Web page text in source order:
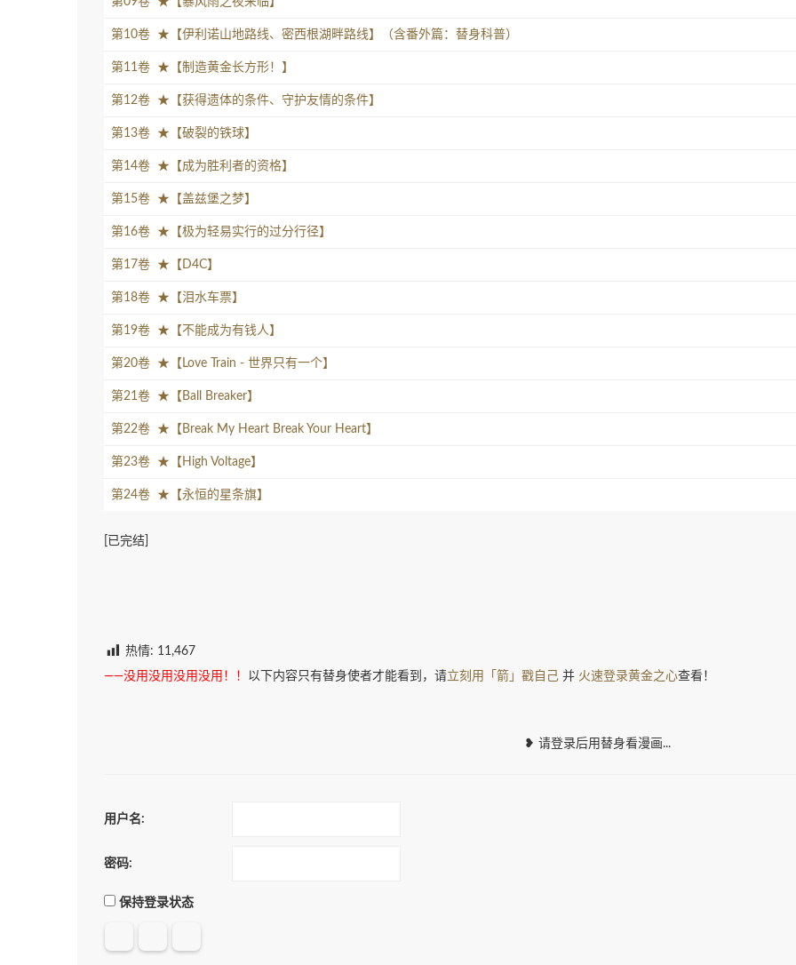
第10卷 ★【伊利诺山地路线、密西根湖畔路线】（含番外篇：替身科普）
第11卷 ★【制造黄金长方形！】
第12卷 ★【获得遗体的条件、守护友情的条件】
第13卷 ★【破裂的铁球】
第14卷 ★【成为胜利者的资格】
第15卷 ★【盖兹堡之梦】
第16卷 ★【极为轻易实行的过分行径】
第17卷 ★【D4C】
第18卷 ★【泪水车票】
第19卷 ★【不能成为有钱人】
第20卷 ★【Love Train - 世界只有一个】
第21卷 ★【Ball Breaker】
第22卷 ★【Break My Heart Break Your Heart】
第23卷 ★【High Voltage】
第24卷 ★【永恒的星条旗】
[已完结]
热情: 11,467
——没用没用没用没用！！ 以下内容只有替身使者才能看到，请立刻用「箭」戳自己 并 火速登录黄金之心查看！
❥ 请登录后用替身看漫画...
用户名:
密码:
保持登录状态